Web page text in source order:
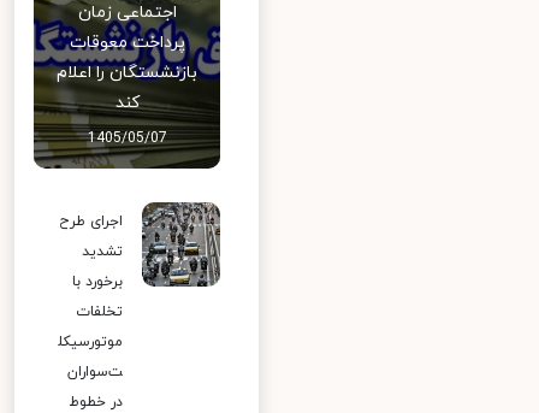
اجتماعی زمان
پرداخت معوقات
بازنشستگان را اعلام
کند
1405/05/07
اجرای طرح
تشدید
برخورد با
تخلفات
موتورسیکل
ت‌سواران
در خطوط